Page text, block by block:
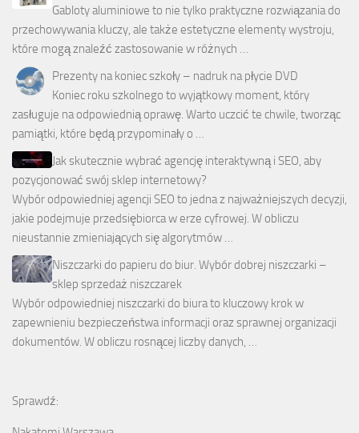
Gabloty aluminiowe to nie tylko praktyczne rozwiązania do
przechowywania kluczy, ale także estetyczne elementy wystroju,
które mogą znaleźć zastosowanie w różnych …
Prezenty na koniec szkoły – nadruk na płycie DVD
Koniec roku szkolnego to wyjątkowy moment, który
zasługuje na odpowiednią oprawę. Warto uczcić te chwile, tworząc
pamiątki, które będą przypominały o …
Jak skutecznie wybrać agencję interaktywną i SEO, aby
pozycjonować swój sklep internetowy?
Wybór odpowiedniej agencji SEO to jedna z najważniejszych decyzji,
jakie podejmuje przedsiębiorca w erze cyfrowej. W obliczu
nieustannie zmieniających się algorytmów …
Niszczarki do papieru do biur. Wybór dobrej niszczarki –
sklep sprzedaż niszczarek
Wybór odpowiedniej niszczarki do biura to kluczowy krok w
zapewnieniu bezpieczeństwa informacji oraz sprawnej organizacji
dokumentów. W obliczu rosnącej liczby danych, …
Sprawdź: